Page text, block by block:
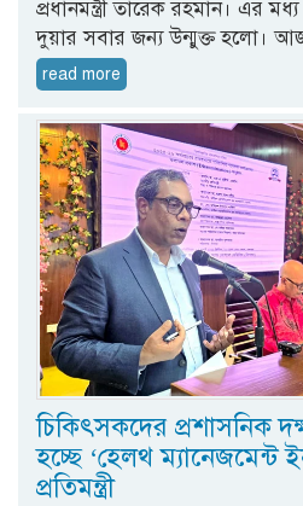
প্রধানমন্ত্রী তারেক রহমান। এর
দুয়ার সবার জন্য উন্মুক্ত হলো।
read more
চিকিৎসকদের প্রশাসনিক
হচ্ছে ‘হেলথ ম্যানেজমেন্ট
প্রতিমন্ত্রী